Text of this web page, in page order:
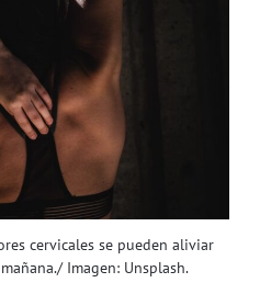
cervicales se pueden aliviar
Imagen: Unsplash.